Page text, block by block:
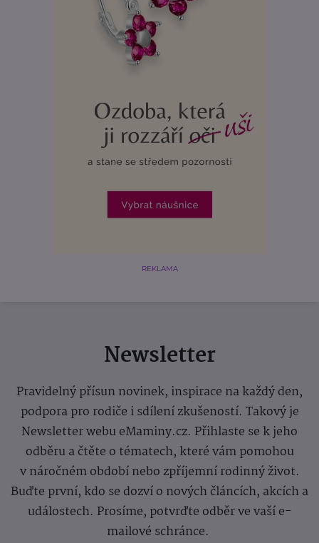
REKLAMA
Newsletter
Pravidelný přísun novinek, inspirace na každý den,
podpora pro rodiče i sdílení zkušeností. Takový je
Newsletter webu eMaminy.cz. Přihlaste se k jeho
odběru a čtěte o tématech, které vám pomohou
v náročném období nebo zpříjemní rodinný život.
Buďte první, kdo se dozví o nových článcích, akcích a
událostech. Prosíme, potvrďte odběr ve vaší e-
mailové schránce.